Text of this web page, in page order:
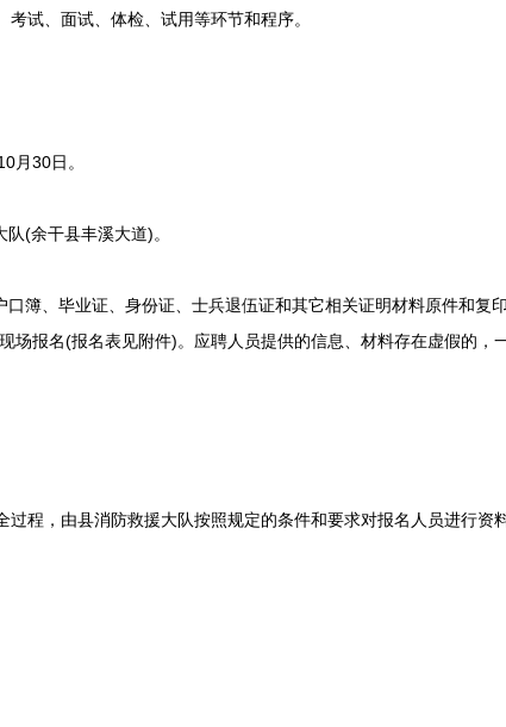
试、面试、体检、试用等环节和程序。
30日。
(余干县丰溪大道)。
、毕业证、身份证、士兵退伍证和其它相关证明材料原件和复
场报名(报名表见附件)。应聘人员提供的信息、材料存在虚假的，
，由县消防救援大队按照规定的条件和要求对报名人员进行资